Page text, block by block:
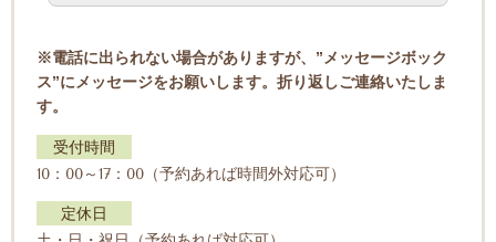
※電話に出られない場合がありますが、”メッセージボック
ス”にメッセージをお願いします。折り返しご連絡いたしま
す。
受付時間
10：00～17：00（予約あれば時間外対応可）
定休日